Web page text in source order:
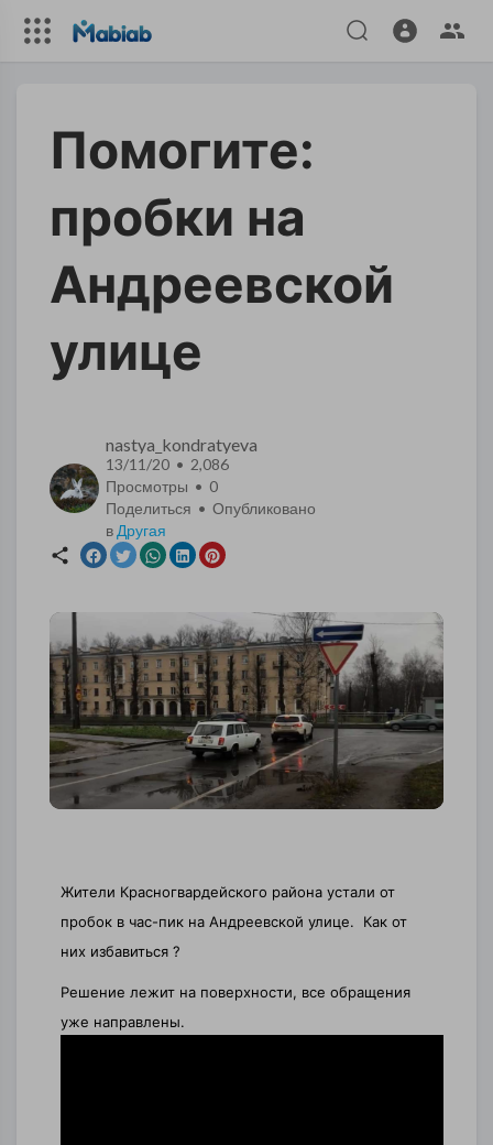
Помогите:
пробки на
Андреевской
улице
nastya_kondratyeva
13/11/20 • 2,086
Просмотры • 0
Поделиться • Опубликовано
в Другая
Жители Красногвардейского района устали от
пробок в час-пик на Андреевской улице.
Как от
них избавиться ?
Решение лежит на поверхности, все обращения
уже направлены.